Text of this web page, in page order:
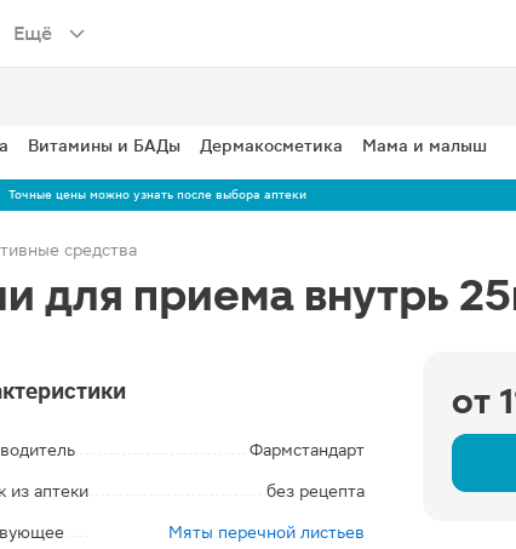
Ещё
Витамины и БАДы Дермакосметика Мама и малыш
Точные цены можно узнать после выбора аптеки
средства
для приема внутрь
от
Фармстандарт
из аптеки без рецепта
Мяты перечной листьев